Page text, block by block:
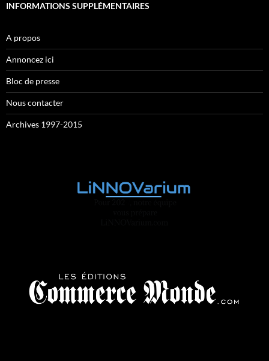
INFORMATIONS SUPPLÉMENTAIRES
A propos
Annoncez ici
Bloc de presse
Nous contacter
Archives 1997-2015